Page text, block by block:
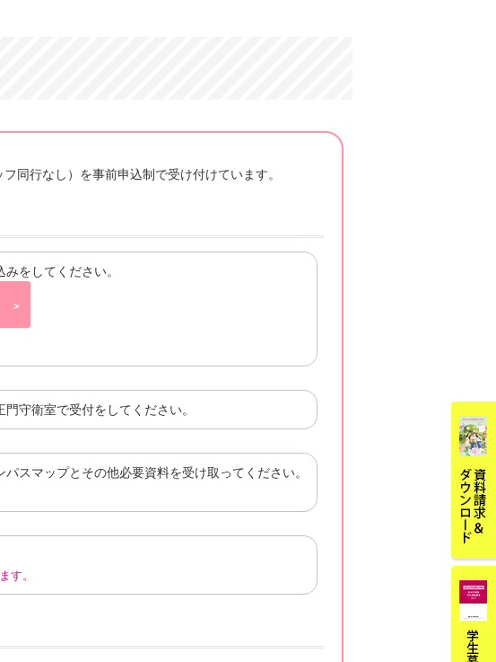
同行なし）を事前申込制で受け付けています。
をしてください。
守衛室で受付をしてください。
パスマップとその他必要資料を受け取ってください。
す。